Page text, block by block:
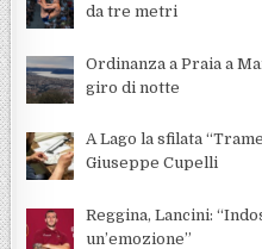
da tre metri
Ordinanza a Praia a
giro di notte
A Lago la sfilata
Giuseppe Cupelli
Reggina, Lancini:
un’emozione”